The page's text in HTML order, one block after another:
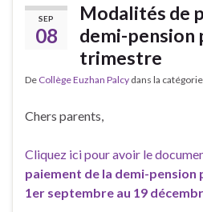
SEP
08
Modalités de
demi-pension
trimestre
De Collège Euzhan Palcy dans la catégorie
Chers parents,
Cliquez ici pour avoir le
paiement de la demi-
1er septembre au 19